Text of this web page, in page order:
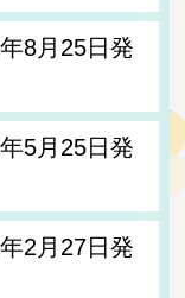
8月25日発
5月25日発
2月27日発